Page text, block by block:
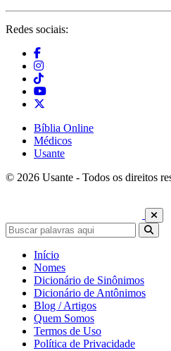
Redes sociais:
Bíblia Online
Médicos
Usante
© 2026 Usante - Todos os direitos
Início
Nomes
Dicionário de Sinônimos
Dicionário de Antônimos
Blog / Artigos
Quem Somos
Termos de Uso
Política de Privacidade